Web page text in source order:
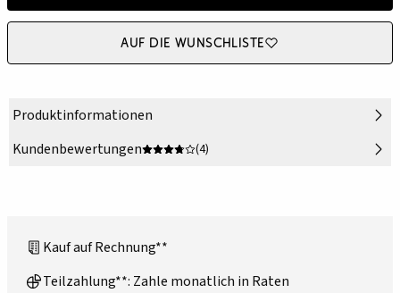
Auf die Wunschliste
Produktinformationen
Kundenbewertungen
(4)
Kauf auf Rechnung**
Teilzahlung**: Zahle monatlich in Raten